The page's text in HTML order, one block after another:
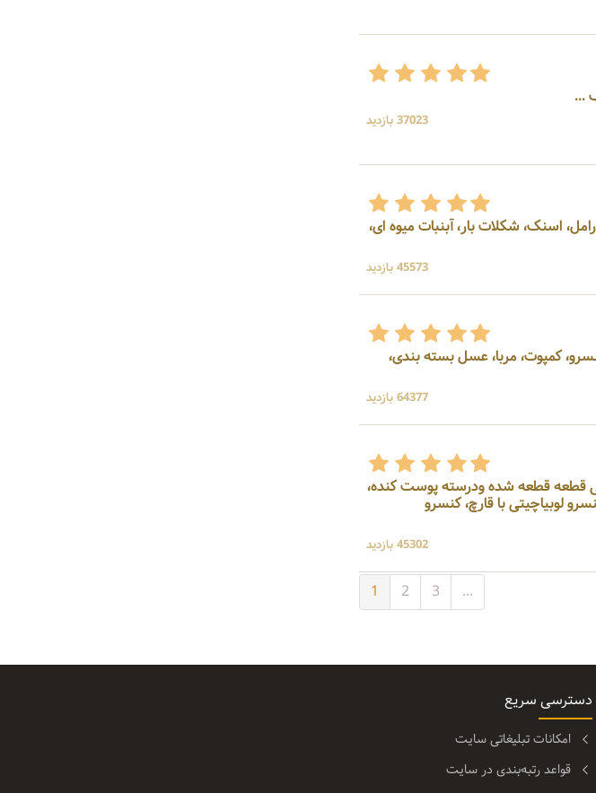
...
37023 بازدید
اسنک، شکلات بار، آبنبات میوه ای،
45573 بازدید
کمپوت، مربا، عسل بسته بندی،
64377 بازدید
قطعه قطعه شده ودرسته پوست کنده،
لوبیاچیتی با قارچ، کنسرو
45302 بازدید
1 2 3 ...
دسترسی سریع
امکانات تبلیغاتی سایت
قواعد رتبه‌بندی در سایت